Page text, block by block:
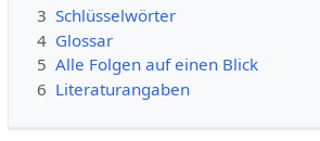
3 Schlüsselwörter
4 Glossar
5 Alle Folgen auf einen Blick
6 Literaturangaben